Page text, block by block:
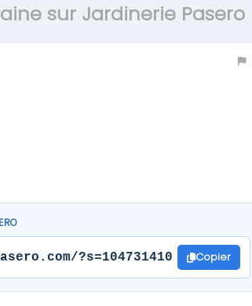
sur Jardinerie Pasero
?s=104731410 Copier